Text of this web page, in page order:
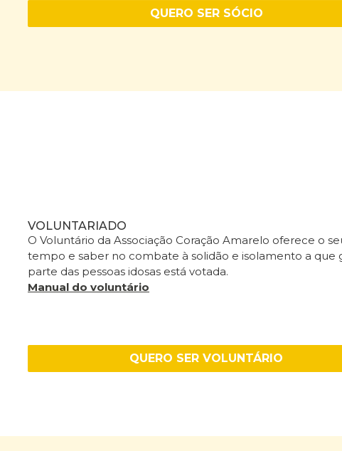
QUERO SER SÓCIO
VOLUNTARIADO
O Voluntário da Associação Coração Amarelo oferece o
tempo e saber no combate à solidão e isolamento a que
parte das pessoas idosas está votada.
Manual do voluntário
QUERO SER VOLUNTÁRIO